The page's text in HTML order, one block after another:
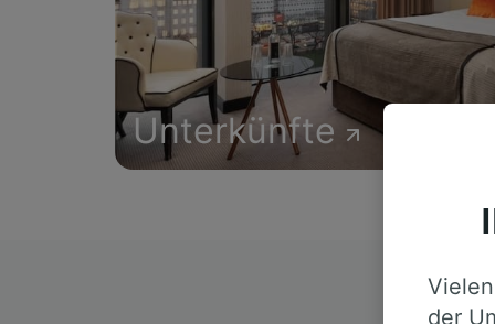
Unterkünfte
der